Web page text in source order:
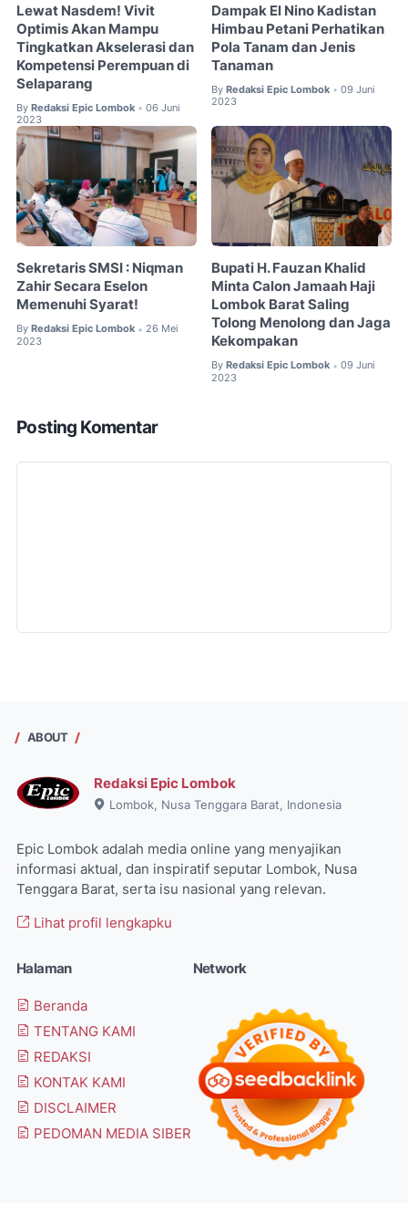
Lewat Nasdem! Vivit
Optimis Akan Mampu
Tingkatkan Akselerasi dan
Kompetensi Perempuan di
Selaparang
By Redaksi Epic Lombok • 06 Juni
2023
Dampak El Nino Kadistan
Himbau Petani Perhatikan
Pola Tanam dan Jenis
Tanaman
By Redaksi Epic Lombok • 09 Juni
2023
Sekretaris SMSI : Niqman
Zahir Secara Eselon
Memenuhi Syarat!
By Redaksi Epic Lombok • 26 Mei
2023
Bupati H. Fauzan Khalid
Minta Calon Jamaah Haji
Lombok Barat Saling
Tolong Menolong dan Jaga
Kekompakan
By Redaksi Epic Lombok • 09 Juni
2023
Posting Komentar
ABOUT
Redaksi Epic Lombok
Lombok, Nusa Tenggara Barat, Indonesia
Epic Lombok adalah media online yang menyajikan
informasi aktual, dan inspiratif seputar Lombok, Nusa
Tenggara Barat, serta isu nasional yang relevan.
Lihat profil lengkapku
Halaman
Beranda
TENTANG KAMI
REDAKSI
KONTAK KAMI
DISCLAIMER
PEDOMAN MEDIA SIBER
Network